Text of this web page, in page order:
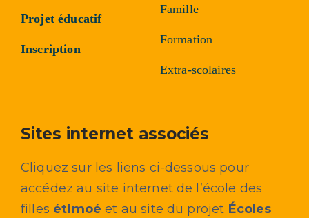
Projet éducatif
Inscription
Famille
Formation
Extra-scolaires
Sites internet associés
Cliquez sur les liens ci-dessous pour
accédez au site internet de l’école des
filles étimoé et au site du projet Écoles